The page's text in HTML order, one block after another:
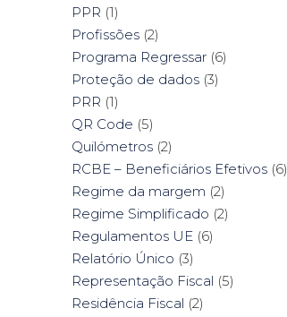
PPR (1)
Profissões (2)
Programa Regressar (6)
Proteção de dados (3)
PRR (1)
QR Code (5)
Quilómetros (2)
RCBE – Beneficiários Efetivos (6)
Regime da margem (2)
Regime Simplificado (2)
Regulamentos UE (6)
Relatório Único (3)
Representação Fiscal (5)
Residência Fiscal (2)